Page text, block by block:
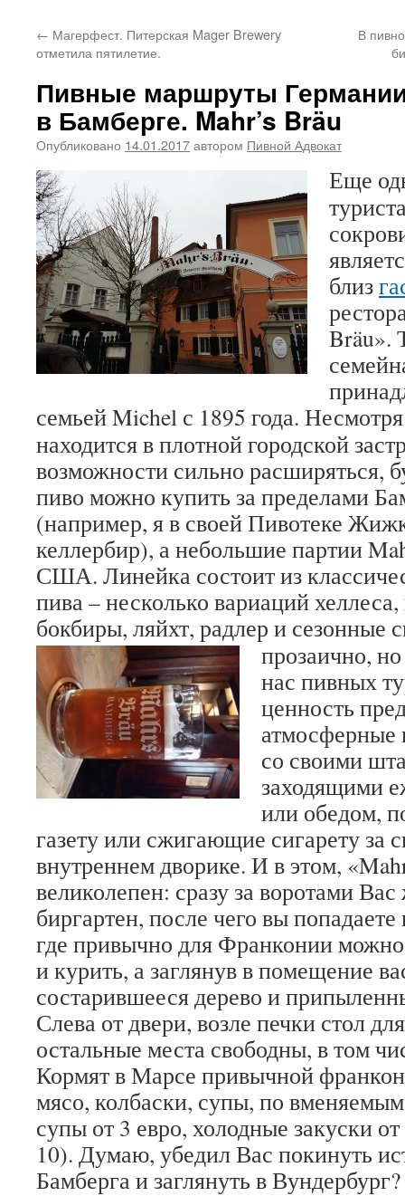
← Магерфест. Питерская Mager Brewery
отметила пятилетие.
В
Пивные маршруты
в Бамберге. Mahr’s Bräu
Опубликовано 14.01.2017автором Пивной Адвокат
Еще
близ
Bräu».
семьей Michel с 1895 года.
находится в плотной городской
возможности сильно расширяться,
пиво можно купить за пределами
(например, я в своей Пивотеке
келлербир), а небольшие партии
США. Линейка состоит из
пива – несколько вариаций
бокбиры, ляйхт, радлер и сезонные
прозаично,
нас пивных
ценность
атмосферные
со своими
заходящими
или обедом,
газету или сжигающие сигарету за
внутреннем дворике. И в этом,
великолепен: сразу за воротами
биргартен, после чего вы
где привычно для Франконии можно
и курить, а заглянув в помещение
состарившееся дерево и
Слева от двери, возле печки стол
остальные места свободны, в том
Кормят в Марсе привычной
мясо, колбаски, супы, по
супы от 3 евро, холодные закуски
10). Думаю, убедил Вас покинуть
Бамберга и заглянуть в Вундербург?